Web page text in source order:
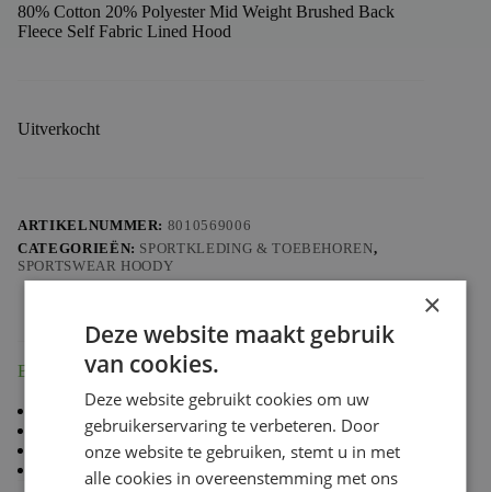
80% Cotton 20% Polyester Mid Weight Brushed Back
Fleece Self Fabric Lined Hood
Uitverkocht
ARTIKELNUMMER: 8010569006
CATEGORIEËN: SPORTKLEDING & TOEBEHOREN,
SPORTSWEAR HOODY
Beschrijving
80% Cotton 20% Polyester
Mid Weight Brushed
Back Fleece
Self Fabric Lined Hood
×
Deze website maakt gebruik
van cookies.
Deze website gebruikt cookies om uw
gebruikerservaring te verbeteren. Door
onze website te gebruiken, stemt u in met
alle cookies in overeenstemming met ons